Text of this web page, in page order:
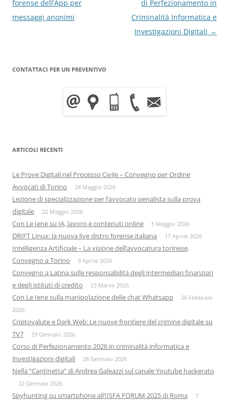
articolo
forense dell’App per
messaggi anonimi
di Perfezionamento in
Criminalità Informatica e
Investigazioni Digitali →
CONTATTACI PER UN PREVENTIVO
ARTICOLI RECENTI
Le Prove Digitali nel Processo Civile – Convegno per Ordine
Avvocati di Torino
24 Maggio 2026
Lezione di specializzazione per l’avvocato penalista sulla prova
digitale
22 Maggio 2026
Con Le Iene su IA, lavoro e contenuti online 5 Maggio 2026
DRIFT Linux: la nuova live distro forense italiana 17 Aprile 2026
Intelligenza Artificiale – La visione dell’avvocatura torinese,
Convegno a Torino
9 Aprile 2026
Convegno a Latina sulle responsabilità degli intermediari finanziari
e degli istituti di credito
23 Marzo 2026
Con Le Iene sulla manipolazione delle chat Whatsapp
26 Febbraio
2026
Criptovalute e Dark Web: Le nuove frontiere del crimine digitale su
TV7
29 Gennaio 2026
Corso di Perfezionamento 2026 in criminalità informatica e
investigazioni digitali
28 Gennaio 2026
Nella “Cantinetta” di Andrea Galeazzi sul canale Youtube hackerato
22 Gennaio 2026
Spyhunting su smartphone all’IISFA FORUM 2025 di Roma 7